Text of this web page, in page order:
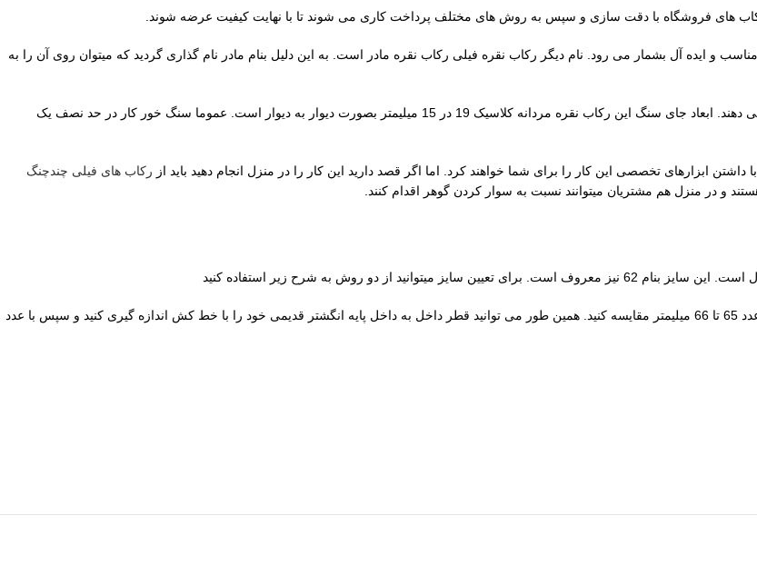
های فروشگاه با دقت سازی و سپس به روش های مختلف پرداخت کاری می شوند تا با نهایت کیفیت عرضه شوند.
این ابعاد برای رکاب های فیلی مناسب و ایده آل بشمار می رود. نام دیگر رکاب نقره فیلی رکاب نقره مادر است. به این دلیل بنام مادر نام گذاری گردید که میتوان روی آن را به
چنگ ها از سبک دیواره ای و بصورت یک تکه دور تا دور محل قرار گیری گوهر را پوشش می دهند. ابعاد جای سنگ این رکاب نقره مردانه کلاسیک 19 در 15 میلیمتر بصورت دیوار به دیوار است. عموما سنگ خور کار در حد نصف یک
ابزارهای تخصصی این کار را برای شما خواهند کرد. اما اگر قصد دارید این کار را در منزل انجام دهید باید از رکاب های فیلی چندچنگ
و در منزل هم مشتریان میتوانند نسبت به سوار کردن گوهر اقدام کنند.
دور انگشت یا محیط انگشت خود را با روش های موجود و رایج اندازه گیری کنید سپس با عدد 65 تا 66 میلیمتر مقایسه کنید. همین طور می توانید قطر داخل به داخل پایه انگشتر قدیمی خود را با خط کش اندازه گیری کنید و سپس با عدد